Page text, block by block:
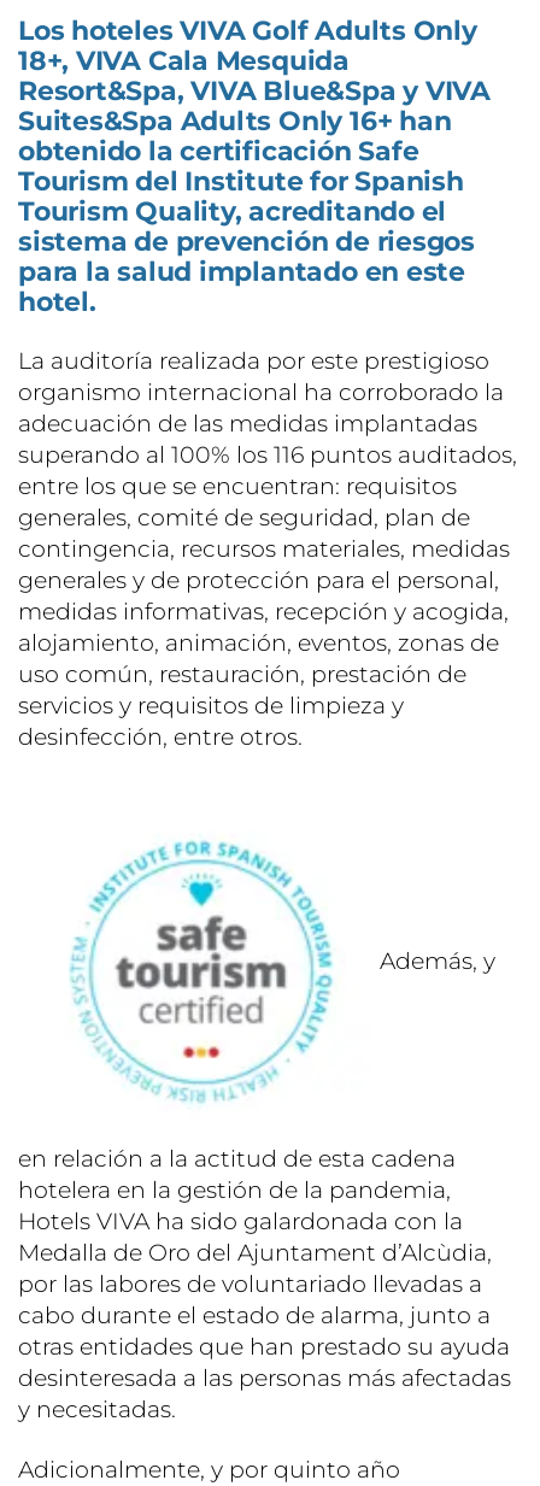
Los hoteles VIVA Golf Adults Only
18+, VIVA Cala Mesquida
Resort&Spa, VIVA Blue&Spa y VIVA
Suites&Spa Adults Only 16+ han
obtenido la certificación Safe
Tourism del Institute for Spanish
Tourism Quality, acreditando el
sistema de prevención de riesgos
para la salud implantado en este
hotel.
La auditoría realizada por este prestigioso
organismo internacional ha corroborado la
adecuación de las medidas implantadas
superando al 100% los 116 puntos auditados,
entre los que se encuentran: requisitos
generales, comité de seguridad, plan de
contingencia, recursos materiales, medidas
generales y de protección para el personal,
medidas informativas, recepción y acogida,
alojamiento, animación, eventos, zonas de
uso común, restauración, prestación de
servicios y requisitos de limpieza y
desinfección, entre otros.
Además, y
en relación a la actitud de esta cadena
hotelera en la gestión de la pandemia,
Hotels VIVA ha sido galardonada con la
Medalla de Oro del Ajuntament d’Alcùdia,
por las labores de voluntariado llevadas a
cabo durante el estado de alarma, junto a
otras entidades que han prestado su ayuda
desinteresada a las personas más afectadas
y necesitadas.
Adicionalmente, y por quinto año